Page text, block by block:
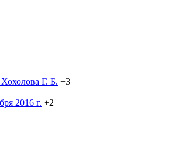
Г. Б. +3
2016 г. +2